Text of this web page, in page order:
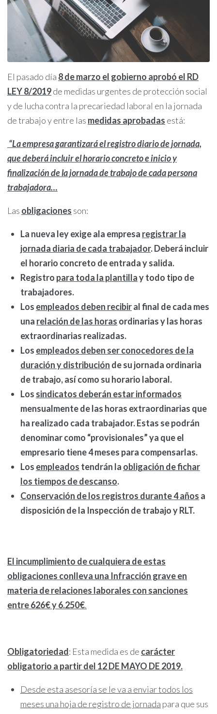
El pasado día 8 de marzo el gobierno aprobó el RD
LEY 8/2019de medidas urgentes de protección social
y de lucha contra la precariedad laboral en la jornada
de trabajo y entre las medidas aprobadas está:
“La empresa garantizará el registro diario de jornada,
que deberá incluir el horario concreto e inicio y
finalización de la jornada de trabajo de cada persona
trabajadora…
Las obligaciones son:
La nueva ley exige ala empresa registrar la
jornada diaria de cada trabajador. Deberá incluir
el horario concreto de entrada y salida.
Registro para toda la plantillay todo tipo de
trabajadores.
Los empleados deben recibiral final de cada mes
una relación de las horas ordinarias y las horas
extraordinarias realizadas.
Los empleados deben ser conocedores de la
duración y distribución de su jornada ordinaria
de trabajo,así como su horario laboral.
Los sindicatos deberán estar informados
mensualmente de las horas extraordinarias que
ha realizado cada trabajador.Estas se podrán
denominar como “provisionales” ya que el
empresario tiene 4 meses para compensarlas.
Los empleados tendrán la obligación de fichar
los tiempos de descanso.
Conservación de los registros durante 4 años a
disposición de la Inspección de trabajo y RLT.
El incumplimiento de cualquiera de estas
obligaciones conlleva una Infracción grave en
materia de relaciones laborales con sanciones
entre626€ y 6.250€.
Obligatoriedad: Esta medida es de carácter
obligatorio a partir del 12 DE MAYO DE 2019.
Desde esta asesoría se le va a enviar todos los
meses una hoja de registro de jornada para que sus